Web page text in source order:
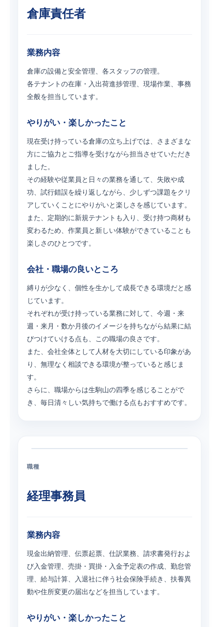
倉庫責任者
業務内容
倉庫の設備と安全管理、各スタッフの管理。
各テナントの在庫・入出荷進捗管理、現場作業、事務
全般を担当しています。
やりがい・楽しかったこと
現在受け持っている倉庫の立ち上げでは、さまざまな
方にご協力とご指導を受けながら担当させていただき
ました。
その経験や従業員と日々の業務を通して、失敗や成
功、試行錯誤を繰り返しながら、少しずつ課題をクリ
アしていくことにやりがいと楽しさを感じています。
また、定期的に新規テナントも入り、受け持つ商材も
変わるため、作業員と新しい体験ができていることも
楽しさのひとつです。
会社・職場の良いところ
縛りが少なく、個性を生かして成長できる環境だと感
じています。
それぞれが受け持っている業務に対して、今週・来
週・来月・数か月後のイメージを持ちながら結果に結
びつけていける点も、この職場の良さです。
また、会社全体として人材を大切にしている印象があ
り、無理なく相談できる環境が整っていると感じま
す。
さらに、職場からは生駒山の四季を感じることがで
き、毎日清々しい気持ちで働ける点もおすすめです。
職種
経理事務員
業務内容
現金出納管理、伝票起票、仕訳業務、請求書発行およ
び入金管理、売掛・買掛・入金予定表の作成、勤怠管
理、給与計算、入退社に伴う社会保険手続き、扶養異
動や住所変更の届出などを担当しています。
やりがい・楽しかったこと